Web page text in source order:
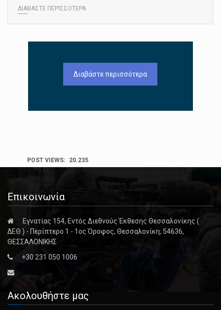
ΔΙΑΒΑΣΤΕ ΠΕΡΙΣΣΟΤΕΡΑ
Διαβάστε περισσότερα
POST VIEWS: 20.235
Επικοινωνία
Εγνατίας 154, Εντός Διεθνούς Έκθεσης Θεσσαλονίκης (
ΔΕΘ ) - Περίπτερο 1 - 1ος Όροφος, Θεσσαλονίκη, 54636,
ΘΕΣΣΑΛΟΝΙΚΗΣ
+30 231 050 1006
Ακολουθήστε μας